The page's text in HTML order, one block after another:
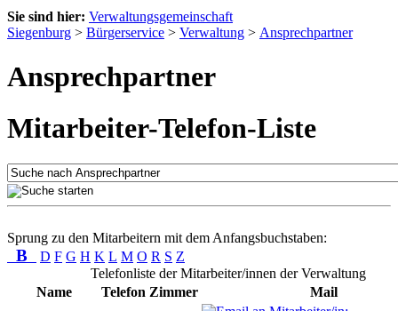
Sie sind hier: Verwaltungsgemeinschaft
Siegenburg > Bürgerservice > Verwaltung > Ansprechpartner
Ansprechpartner
Mitarbeiter-Telefon-Liste
Sprung zu den Mitarbeitern mit dem Anfangsbuchstaben:
B D F G H K L M O R S Z
Telefonliste der Mitarbeiter/innen der Verwaltung
Name
Telefon Zimmer
Mail